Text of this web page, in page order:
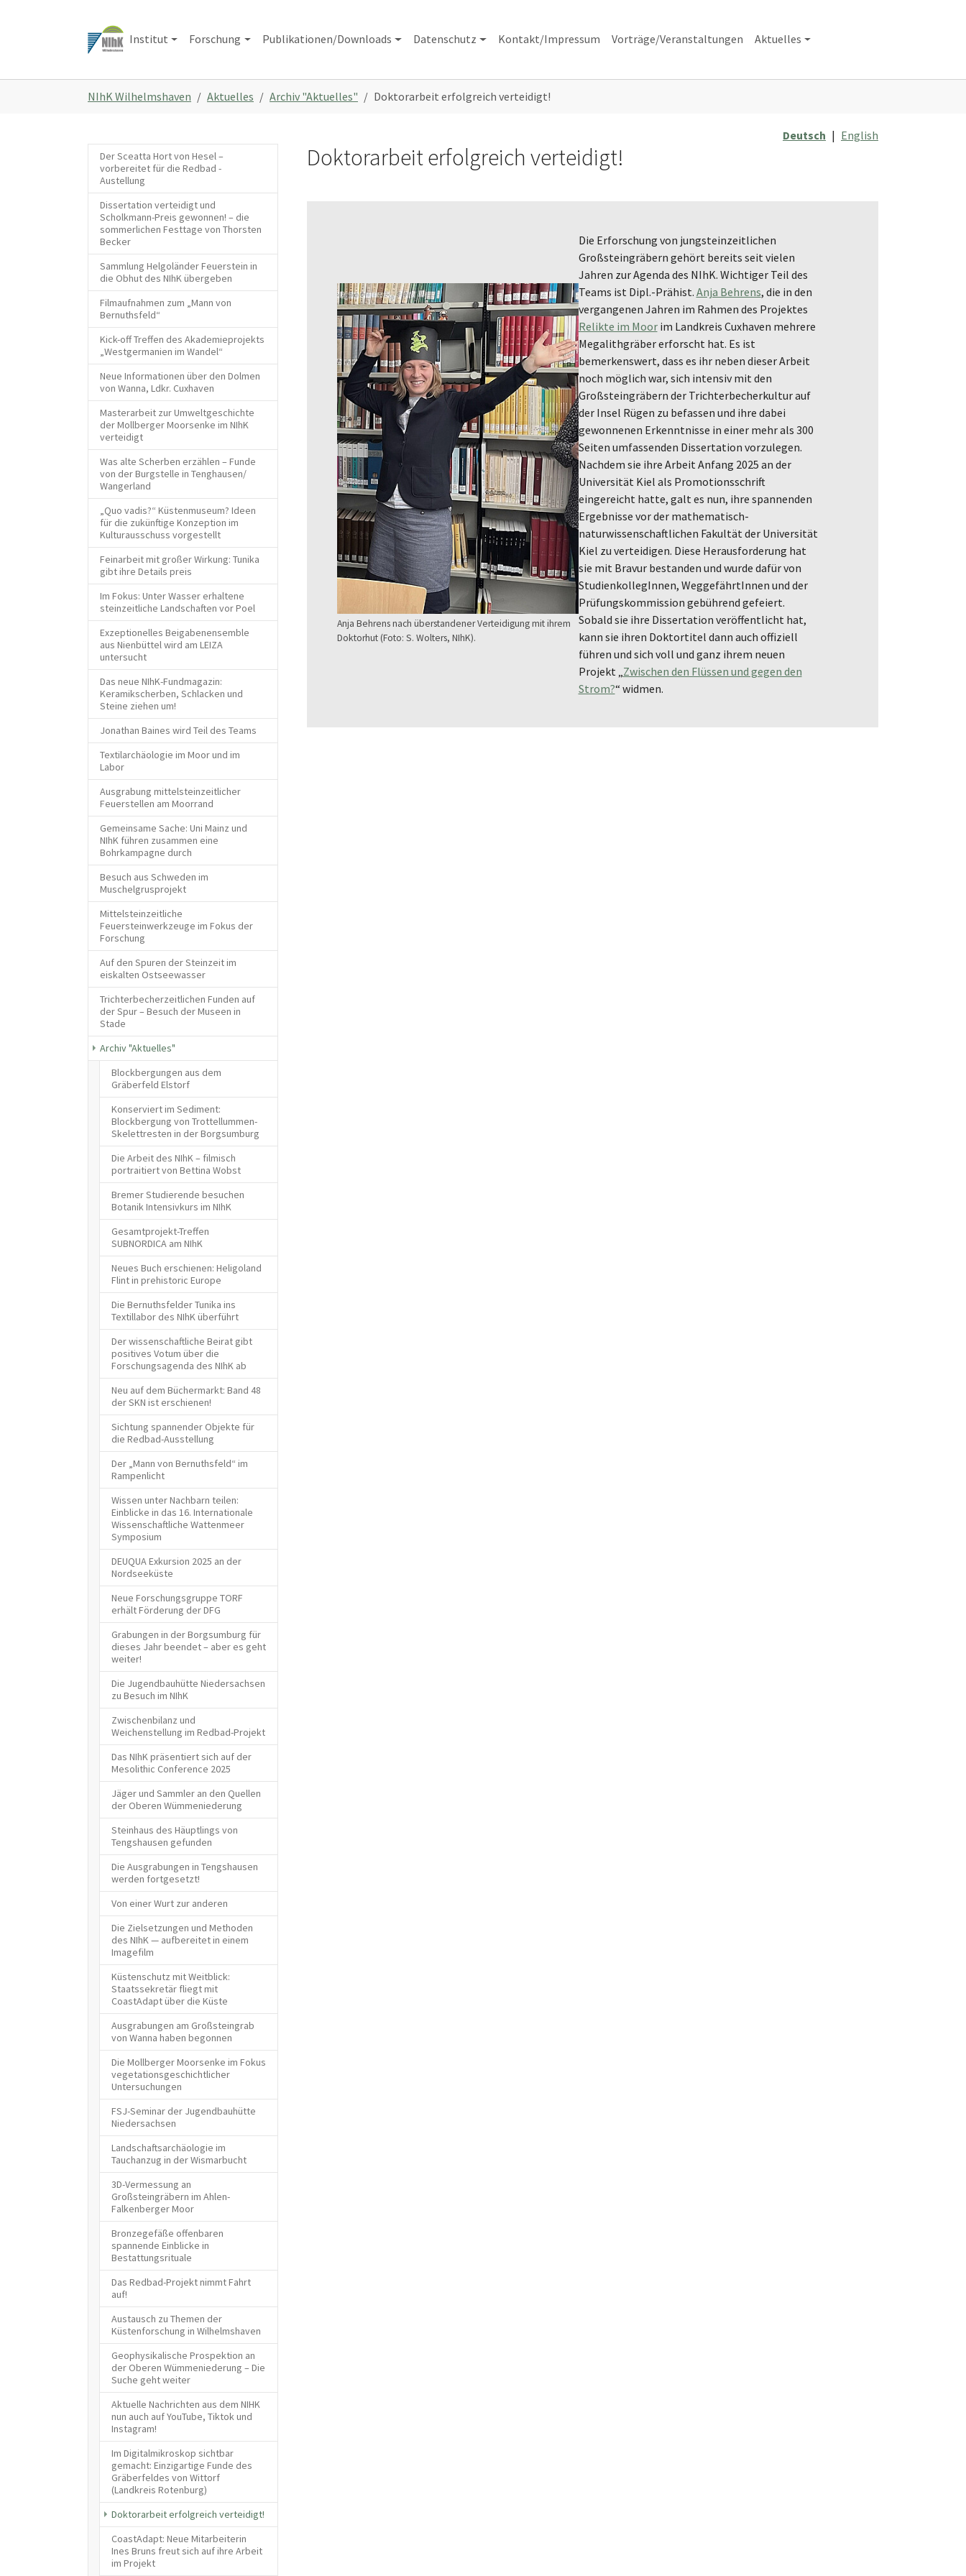
Institut Forschung Publikationen/Downloads Datenschutz Kontakt/Impressum Vorträge/Veranstaltungen Aktuelles
sind
NIhK Wilhelmshaven Aktuelles Archiv "Aktuelles" Doktorarbeit erfolgreich verteidigt!
Der Sceatta Hort von Hesel –
vorbereitet für die Redbad -
Austellung
Dissertation verteidigt und
Scholkmann-Preis gewonnen! – die
sommerlichen Festtage von Thorsten
Becker
Sammlung Helgoländer Feuerstein in
die Obhut des NIhK übergeben
Filmaufnahmen zum „Mann von
Bernuthsfeld“
Kick-off Treffen des Akademieprojekts
„Westgermanien im Wandel“
Neue Informationen über den Dolmen
von Wanna, Ldkr. Cuxhaven
Masterarbeit zur Umweltgeschichte
der Mollberger Moorsenke im NIhK
verteidigt
Was alte Scherben erzählen – Funde
von der Burgstelle in Tenghausen/
Wangerland
„Quo vadis?“ Küstenmuseum? Ideen
für die zukünftige Konzeption im
Kulturausschuss vorgestellt
Feinarbeit mit großer Wirkung: Tunika
gibt ihre Details preis
Im Fokus: Unter Wasser erhaltene
steinzeitliche Landschaften vor Poel
Exzeptionelles Beigabenensemble
aus Nienbüttel wird am LEIZA
untersucht
Das neue NIhK-Fundmagazin:
Keramikscherben, Schlacken und
Steine ziehen um!
Jonathan Baines wird Teil des Teams
Textilarchäologie im Moor und im
Labor
Ausgrabung mittelsteinzeitlicher
Feuerstellen am Moorrand
Gemeinsame Sache: Uni Mainz und
NIhK führen zusammen eine
Bohrkampagne durch
Besuch aus Schweden im
Muschelgrusprojekt
Mittelsteinzeitliche
Feuersteinwerkzeuge im Fokus der
Forschung
Auf den Spuren der Steinzeit im
eiskalten Ostseewasser
Trichterbecherzeitlichen Funden auf
der Spur – Besuch der Museen in
Stade
Archiv "Aktuelles"
Blockbergungen aus dem
Gräberfeld Elstorf
Konserviert im Sediment:
Blockbergung von Trottellummen-
Skelettresten in der Borgsumburg
Die Arbeit des NIhK – filmisch
portraitiert von Bettina Wobst
Bremer Studierende besuchen
Botanik Intensivkurs im NIhK
Gesamtprojekt-Treffen
SUBNORDICA am NIhK
Neues Buch erschienen: Heligoland
Flint in prehistoric Europe
Die Bernuthsfelder Tunika ins
Textillabor des NIhK überführt
Der wissenschaftliche Beirat gibt
positives Votum über die
Forschungsagenda des NIhK ab
Neu auf dem Büchermarkt: Band 48
der SKN ist erschienen!
Sichtung spannender Objekte für
die Redbad-Ausstellung
Der „Mann von Bernuthsfeld“ im
Rampenlicht
Wissen unter Nachbarn teilen:
Einblicke in das 16. Internationale
Wissenschaftliche Wattenmeer
Symposium
DEUQUA Exkursion 2025 an der
Nordseeküste
Neue Forschungsgruppe TORF
erhält Förderung der DFG
Grabungen in der Borgsumburg für
dieses Jahr beendet – aber es geht
weiter!
Die Jugendbauhütte Niedersachsen
zu Besuch im NIhK
Zwischenbilanz und
Weichenstellung im Redbad-Projekt
Das NIhK präsentiert sich auf der
Mesolithic Conference 2025
Jäger und Sammler an den Quellen
der Oberen Wümmeniederung
Steinhaus des Häuptlings von
Tengshausen gefunden
Die Ausgrabungen in Tengshausen
werden fortgesetzt!
Von einer Wurt zur anderen
Die Zielsetzungen und Methoden
des NIhK — aufbereitet in einem
Imagefilm
Küstenschutz mit Weitblick:
Staatssekretär fliegt mit
CoastAdapt über die Küste
Ausgrabungen am Großsteingrab
von Wanna haben begonnen
Die Mollberger Moorsenke im Fokus
vegetationsgeschichtlicher
Untersuchungen
FSJ-Seminar der Jugendbauhütte
Niedersachsen
Landschaftsarchäologie im
Tauchanzug in der Wismarbucht
3D-Vermessung an
Großsteingräbern im Ahlen-
Falkenberger Moor
Bronzegefäße offenbaren
spannende Einblicke in
Bestattungsrituale
Das Redbad-Projekt nimmt Fahrt
auf!
Austausch zu Themen der
Küstenforschung in Wilhelmshaven
Geophysikalische Prospektion an
der Oberen Wümmeniederung – Die
Suche geht weiter
Aktuelle Nachrichten aus dem NIHK
nun auch auf YouTube, Tiktok und
Instagram!
Im Digitalmikroskop sichtbar
gemacht: Einzigartige Funde des
Gräberfeldes von Wittorf
(Landkreis Rotenburg)
Doktorarbeit erfolgreich verteidigt!
CoastAdapt: Neue Mitarbeiterin
Ines Bruns freut sich auf ihre Arbeit
im Projekt
Deutsch | English
Doktorarbeit erfolgreich verteidigt!
Anja Behrens nach überstandener Verteidigung mit ihrem
Doktorhut (Foto: S. Wolters, NIhK).
Die Erforschung von jungsteinzeitlichen
Großsteingräbern gehört bereits seit vielen
Jahren zur Agenda des NIhK. Wichtiger Teil des
Teams ist Dipl.-Prähist. Anja Behrens, die in den
vergangenen Jahren im Rahmen des Projektes
Relikte im Moorim Landkreis Cuxhaven mehrere
Megalithgräber erforscht hat. Es ist
bemerkenswert, dass es ihr neben dieser Arbeit
noch möglich war, sich intensiv mit den
Großsteingräbern der Trichterbecherkultur auf
der Insel Rügen zu befassen und ihre dabei
gewonnenen Erkenntnisse in einer mehr als 300
Seiten umfassenden Dissertation vorzulegen.
Nachdem sie ihre Arbeit Anfang 2025 an der
Universität Kiel als Promotionsschrift
eingereicht hatte, galt es nun, ihre spannenden
Ergebnisse vor der mathematisch-
naturwissenschaftlichen Fakultät der Universität
Kiel zu verteidigen. Diese Herausforderung hat
sie mit Bravur bestanden und wurde dafür von
StudienkollegInnen, WeggefährtInnen und der
Prüfungskommission gebührend gefeiert.
Sobald sie ihre Dissertation veröffentlicht hat,
kann sie ihren Doktortitel dann auch offiziell
führen und sich voll und ganz ihrem neuen
Projekt „ Zwischen den Flüssen und gegen den
Strom?“ widmen.